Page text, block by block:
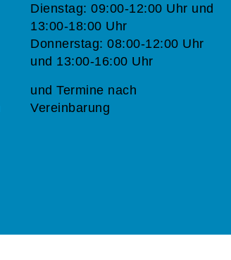
Dienstag: 09:00-12:00 Uhr und
13:00-18:00 Uhr
Donnerstag: 08:00-12:00 Uhr
und 13:00-16:00 Uhr
und Termine nach
Vereinbarung